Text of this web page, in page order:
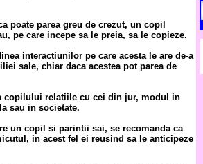
poate parea greu de crezut, un copil
pe care incepe sa le preia, sa le copieze.
interactiunilor pe care acesta le are de-a
sale, chiar daca acestea pot parea de
copilului relatiile cu cei din jur, modul in
sau in societate.
un copil si parintii sai, se recomanda ca
in acest fel ei reusind sa le anticipeze